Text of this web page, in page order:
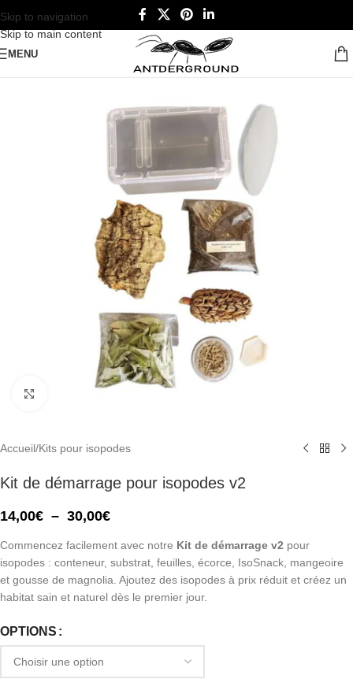
Skip to navigation
Skip to main content
MENU
Accueil/Kits pour isopodes
Kit de démarrage pour isopodes v2
14,00€ – 30,00€
Commencez facilement avec notre Kit de démarrage v2 pour
isopodes : conteneur, substrat, feuilles, écorce, IsoSnack, mangeoire
et gousse de magnolia. Ajoutez des isopodes à prix réduit et créez un
habitat sain et naturel dès le premier jour.
OPTIONS